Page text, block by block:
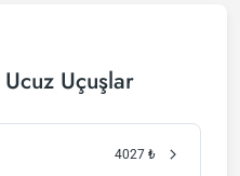
Uçuşlar
4027 ₺